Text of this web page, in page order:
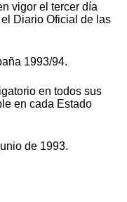
vigor el tercer día
Diario Oficial de las
1993/94.
en todos sus
en cada Estado
de 1993.